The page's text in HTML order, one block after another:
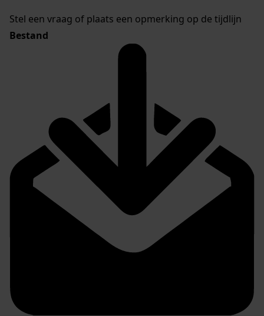
Stel een vraag of plaats een opmerking op de tijdlijn
Bestand